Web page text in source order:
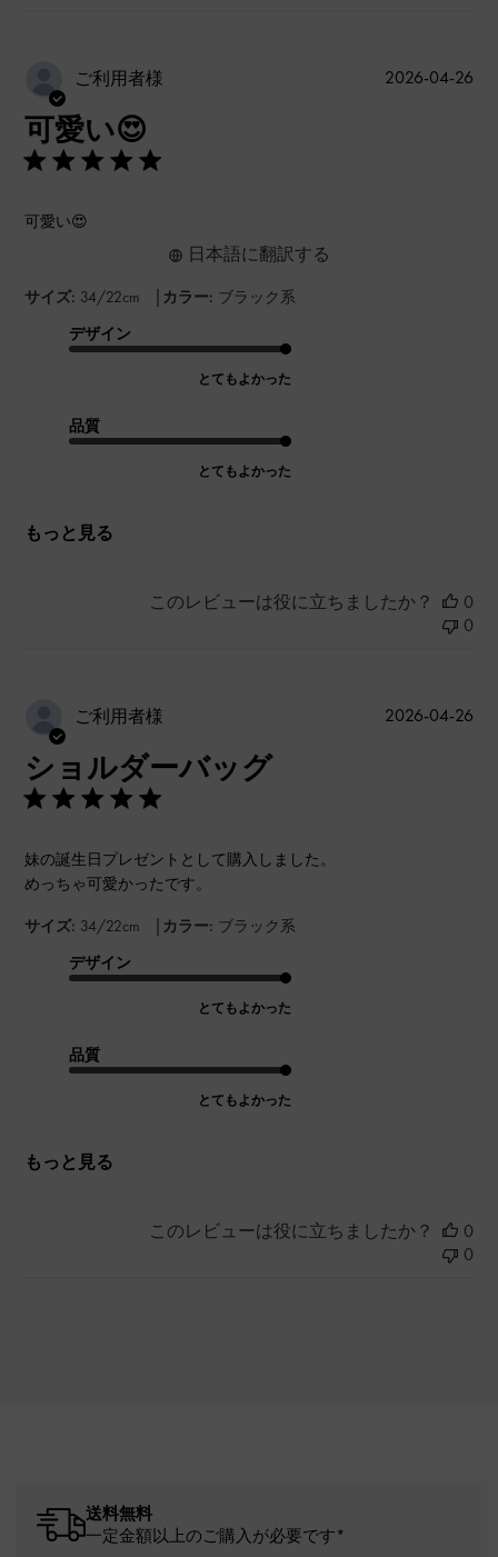
ご利用者様
可愛い😍
可愛い😍
サイズ: 34/22cm | カラー: ブラック系
デザイン
とてもよかった
品質
とてもよかった
もっと見る
日本語に翻訳する
公
2026-04-26
このレビューは役に立ちましたか？
0
0
ご利用者様
ショルダーバッグ
妹の誕生日プレゼントとして購入しました。
めっちゃ可愛かったです。
サイズ: 34/22cm | カラー: ブラック系
デザイン
とてもよかった
品質
とてもよかった
もっと見る
公
2026-04-26
このレビューは役に立ちましたか？
0
0
送料無料
一定金額以上のご購入が必要です*